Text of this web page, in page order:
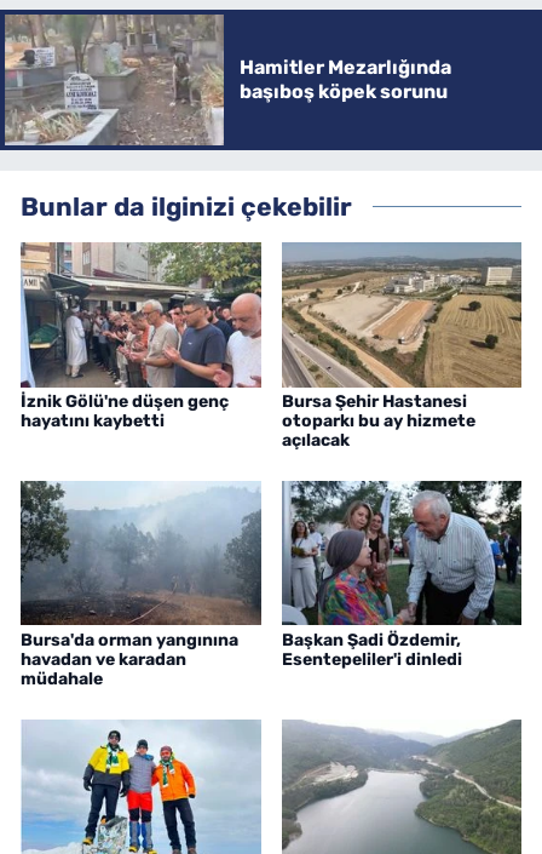
Hamitler Mezarlığında
başıboş köpek sorunu
Bunlar da ilginizi çekebilir
İznik Gölü'ne düşen genç
hayatını kaybetti
Bursa Şehir Hastanesi
otoparkı bu ay hizmete
açılacak
Bursa'da orman yangınına
havadan ve karadan
müdahale
Başkan Şadi Özdemir,
Esentepeliler'i dinledi